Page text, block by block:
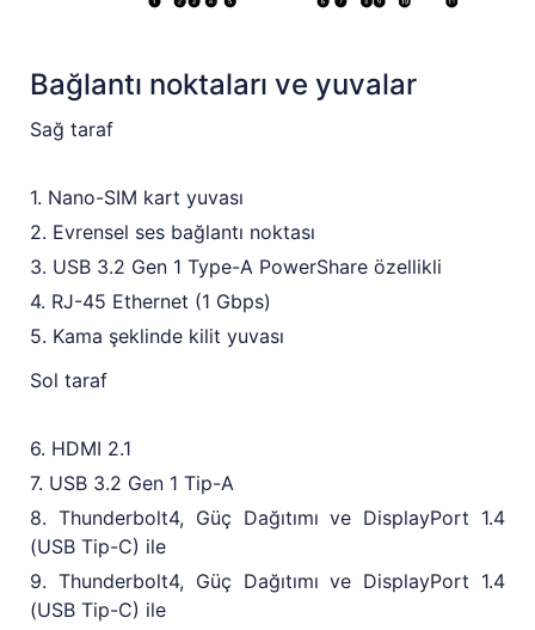
Bağlantı noktaları ve yuvalar
Sağ taraf
1. Nano-SIM kart yuvası
2. Evrensel ses bağlantı noktası
3. USB 3.2 Gen 1 Type-A PowerShare özellikli
4. RJ-45 Ethernet (1 Gbps)
5. Kama şeklinde kilit yuvası
Sol taraf
6. HDMI 2.1
7. USB 3.2 Gen 1 Tip-A
8. Thunderbolt4, Güç Dağıtımı ve DisplayPort 1.4
(USB Tip-C) ile
9. Thunderbolt4, Güç Dağıtımı ve DisplayPort 1.4
(USB Tip-C) ile